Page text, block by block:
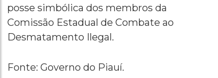
posse simbólica dos membros da
Comissão Estadual de Combate ao
Desmatamento Ilegal.
Fonte: Governo do Piauí.